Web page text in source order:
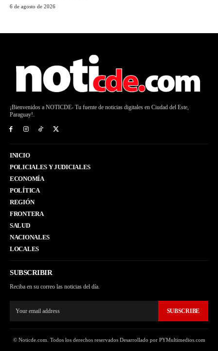
6 de agosto de 2026
¡Bienvenidos a NOTICDE- Tu fuente de noticias digitales en Ciudad del Este,
Paraguay!.
INICIO
POLICIALES Y JUDICIALES
ECONOMÍA
POLÍTICA
REGIÓN
FRONTERA
SALUD
NACIONALES
LOCALES
SUBSCRIBIR
Reciba en su correo las noticias del día.
SUBSCRIBE
© Noticde.com. Todos los derechos reservados Desarrollado por PYMultimedios.com